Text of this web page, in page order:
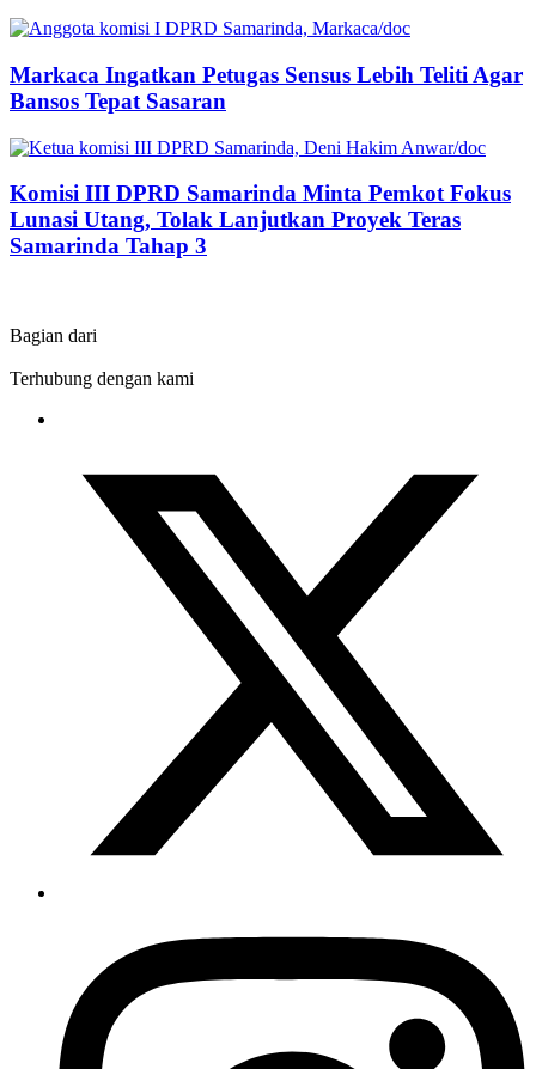
Markaca Ingatkan Petugas Sensus Lebih Teliti Agar
Bansos Tepat Sasaran
Komisi III DPRD Samarinda Minta Pemkot Fokus
Lunasi Utang, Tolak Lanjutkan Proyek Teras
Samarinda Tahap 3
Bagian dari
Terhubung dengan kami